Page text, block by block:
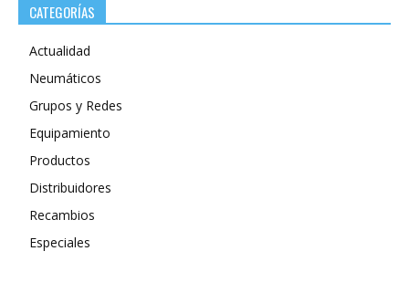
CATEGORÍAS
Actualidad
Neumáticos
Grupos y Redes
Equipamiento
Productos
Distribuidores
Recambios
Especiales